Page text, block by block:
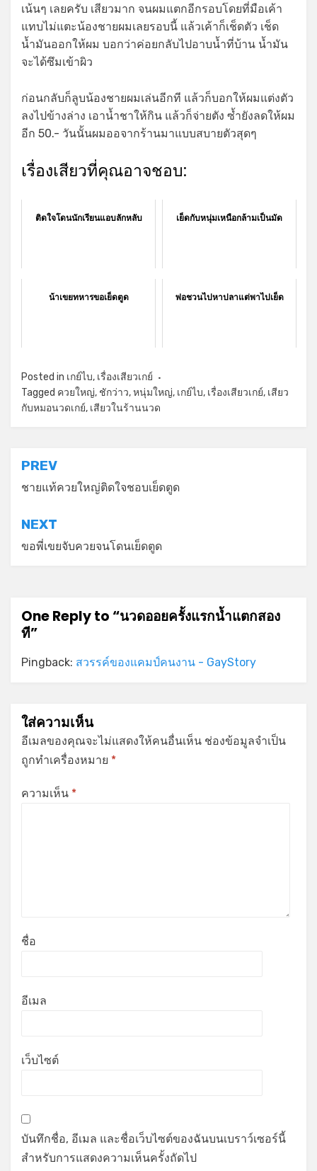
เน้นๆ เลยครับ เสียวมาก จนผมแตกอีกรอบโดยที่มือเค้า
แทบไม่แตะน้องชายผมเลยรอบนี้ แล้วเค้าก็เช็ดตัว เช็ด
น้ำมันออกให้ผม บอกว่าค่อยกลับไปอาบน้ำที่บ้าน น้ำมัน
จะได้ซึมเข้าผิว
ก่อนกลับก็ลูบน้องชายผมเล่นอีกที แล้วก็บอกให้ผมแต่งตัว
ลงไปข้างล่าง เอาน้ำชาให้กิน แล้วก็จ่ายตัง ซ้ำยังลดให้ผม
อีก 50.- วันนั้นผมออจากร้านมาแบบสบายตัวสุดๆ
เรื่องเสียวที่คุณอาจชอบ:
ติดใจโดนนักเรียนแอบลักหลับ เย็ดกับหนุ่มเหนือกล้ามเป็นมัด
น้าเขยทหารขอเย็ดตูด พ่อชวนไปหาปลาแต่พาไปเย็ด
Posted in เกย์ไบ, เรื่องเสียวเกย์
Tagged ควยใหญ่, ชักว่าว,หนุ่มใหญ่, เกย์ไบ, เรื่องเสียวเกย์, เสียว
กับหมอนวดเกย์, เสียวในร้านนวด
แนะแนว
เรื่อง
PREV
ชายแท้ควยใหญ่ติดใจชอบเย็ดตูด
NEXT
ขอพี่เขยจับควยจนโดนเย็ดตูด
One Reply to “นวดออยครั้งแรกน้ำแตกสอง
ที”
Pingback: สวรรค์ของแคมป์คนงาน - GayStory
ใส่ความเห็น
อีเมลของคุณจะไม่แสดงให้คนอื่นเห็น ช่องข้อมูลจำเป็น
ถูกทำเครื่องหมาย *
ความเห็น *
ชื่อ
อีเมล
เว็บไซต์
บันทึกชื่อ, อีเมล และชื่อเว็บไซต์ของฉันบนเบราว์เซอร์นี้
สำหรับการแสดงความเห็นครั้งถัดไป